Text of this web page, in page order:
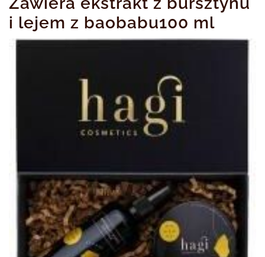
i lejem z baobabu100 ml